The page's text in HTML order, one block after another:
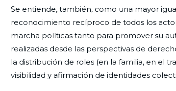
Se entiende, también, como una mayor
reconocimiento recíproco de todos los
marcha políticas tanto para promover su
realizadas desde las perspectivas de
la distribución de roles (en la familia, en el
visibilidad y afirmación de identidades